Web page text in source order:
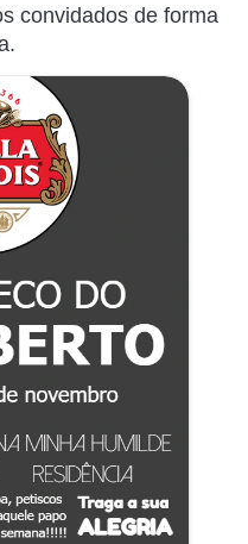
convidados de forma